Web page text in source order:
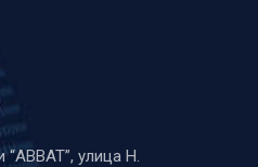
улица Н.